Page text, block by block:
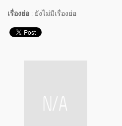
เรื่องย่อ : ยังไม่มีเรื่องย่อ